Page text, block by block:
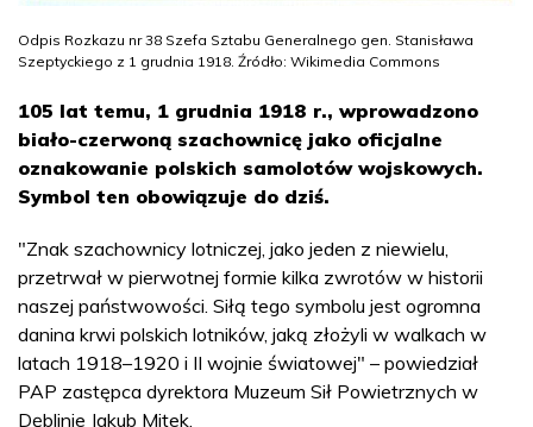
Odpis Rozkazu nr 38 Szefa Sztabu Generalnego gen. Stanisława
Szeptyckiego z 1 grudnia 1918. Źródło: Wikimedia Commons
105 lat temu, 1 grudnia 1918 r., wprowadzono
biało-czerwoną szachownicę jako oficjalne
oznakowanie polskich samolotów wojskowych.
Symbol ten obowiązuje do dziś.
"Znak szachownicy lotniczej, jako jeden z niewielu,
przetrwał w pierwotnej formie kilka zwrotów w historii
naszej państwowości. Siłą tego symbolu jest ogromna
danina krwi polskich lotników, jaką złożyli w walkach w
latach 1918–1920 i II wojnie światowej" – powiedział
PAP zastępca dyrektora Muzeum Sił Powietrznych w
Dęblinie Jakub Mitek.